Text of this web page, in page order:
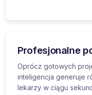
Profesjonalne
Oprócz gotowych
inteligencja generuje
lekarzy w ciągu